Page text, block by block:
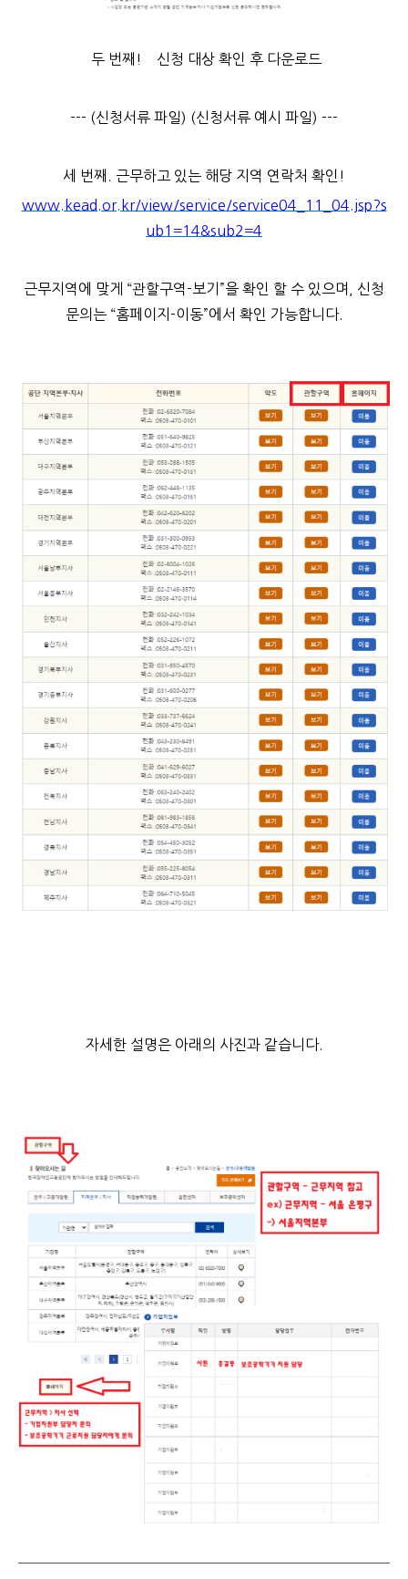
두 번째! 신청 대상 확인 후 다운로드
--- (신청서류 파일) (신청서류 예시 파일) ---
세 번째. 근무하고 있는 해당 지역 연락처 확인!
www.kead.or.kr/view/service/service04_11_04.jsp?s
ub1=14&sub2=4
근무지역에 맞게 “관할구역-보기”을 확인 할 수 있으며, 신청
문의는 “홈페이지-이동”에서 확인 가능합니다.
자세한 설명은 아래의 사진과 같습니다.